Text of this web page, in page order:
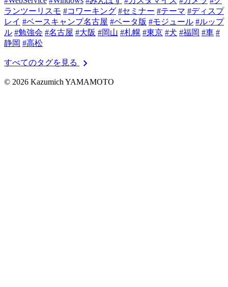
ランツーリスモ #コワーキング #セミナー #テーマ #ディスプ
レイ #ベースキャンプ名古屋 #ベータ版 #モジュール #ルップ
ル #勉強会 #名古屋 #大阪 #岡山 #札幌 #東京 #犬 #福岡 #車 #
静岡 #高松
すべてのタグを見る chevron_right
© 2026 Kazumich YAMAMOTO